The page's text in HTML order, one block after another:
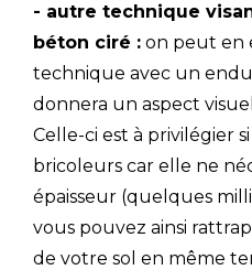
- autre technique
béton ciré : on peut en
technique avec un
donnera un aspect
Celle-ci est à privilégier
bricoleurs car elle ne
épaisseur (quelques
vous pouvez ainsi
de votre sol en même